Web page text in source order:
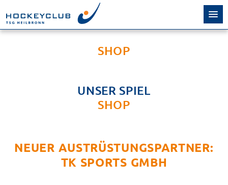
SHOP
UNSER SPIEL
SHOP
NEUER AUSTRÜSTUNGSPARTNER:
TK SPORTS GMBH